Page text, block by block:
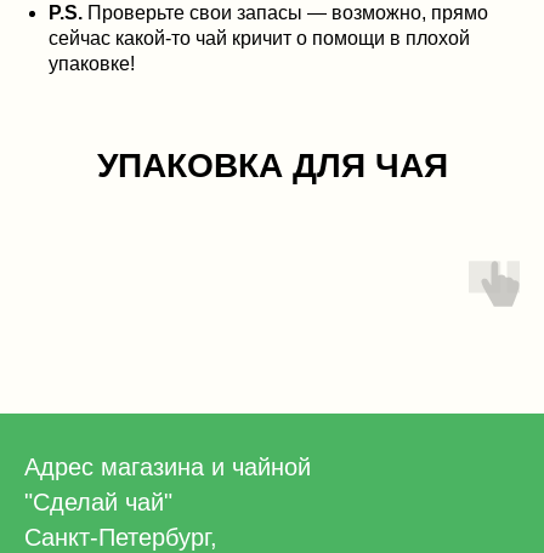
P.S. Проверьте свои запасы — возможно, прямо
сейчас какой-то чай кричит о помощи в плохой
упаковке!
УПАКОВКА ДЛЯ ЧАЯ
Адрес магазина и чайной
"Сделай чай"
Санкт-Петербург,